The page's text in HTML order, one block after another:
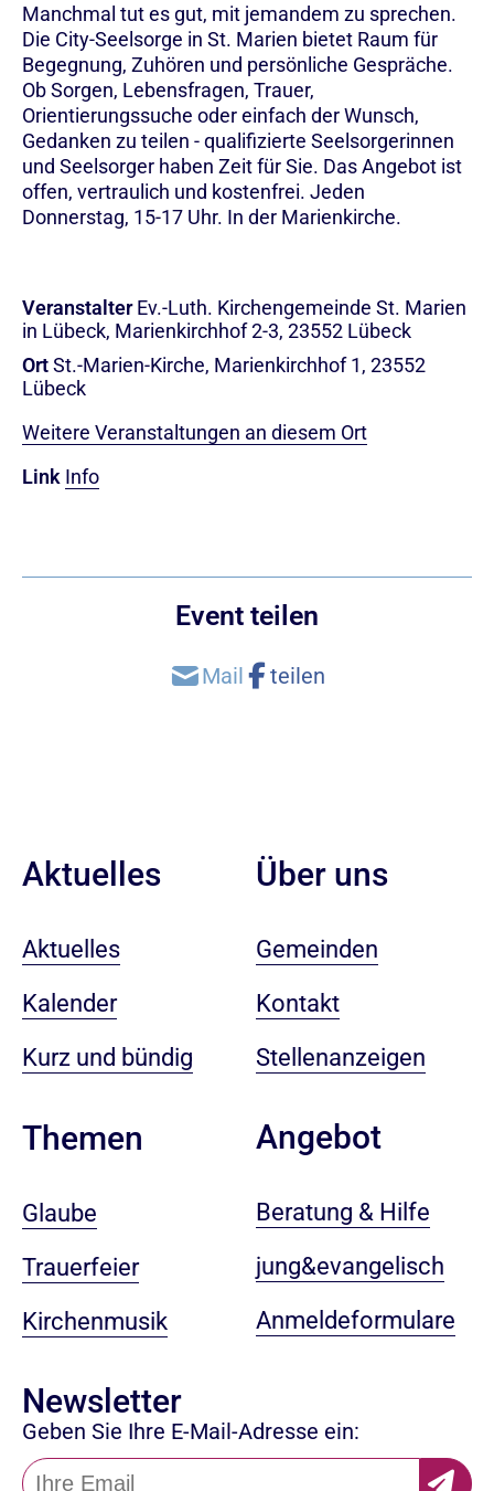
Manchmal tut es gut, mit jemandem zu sprechen.
Die City-Seelsorge in St. Marien bietet Raum für
Begegnung, Zuhören und persönliche Gespräche.
Ob Sorgen, Lebensfragen, Trauer,
Orientierungssuche oder einfach der Wunsch,
Gedanken zu teilen - qualifizierte Seelsorgerinnen
und Seelsorger haben Zeit für Sie. Das Angebot ist
offen, vertraulich und kostenfrei. Jeden
Donnerstag, 15-17 Uhr. In der Marienkirche.
Veranstalter Ev.-Luth. Kirchengemeinde St. Marien
in Lübeck, Marienkirchhof 2-3, 23552 Lübeck
OrtSt.-Marien-Kirche, Marienkirchhof 1, 23552
Lübeck
Weitere Veranstaltungen an diesem Ort
Link Info
Event teilen
Aktuelles
Aktuelles
Kalender
Kurz und bündig
Themen
Glaube
Trauerfeier
Kirchenmusik
Über uns
Gemeinden
Kontakt
Stellenanzeigen
Angebot
Beratung & Hilfe
jung&evangelisch
Anmeldeformulare
Newsletter
Geben Sie Ihre E-Mail-Adresse ein: